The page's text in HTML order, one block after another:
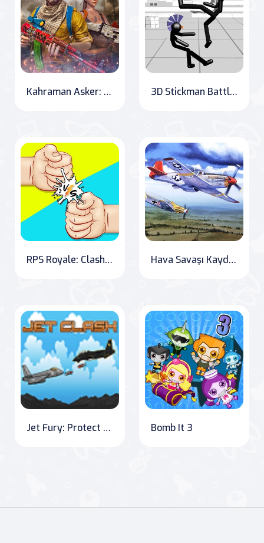
Kahraman Asker: 2020 Savaş Bölgesi" Translation: "Hero Soldier: 2020 Warzone 3D Stickman Battle: Revenge of the Champions
RPS Royale: Clash of the Titans Hava Savaşı Kaydırma
Jet Fury: Protect and Conquer Bomb It 3